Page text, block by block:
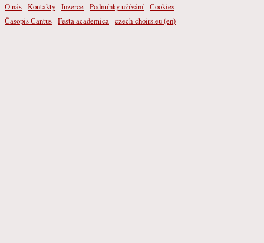
O nás Kontakty Inzerce Podmínky užívání Cookies
Časopis Cantus Festa academica czech-choirs.eu (en)